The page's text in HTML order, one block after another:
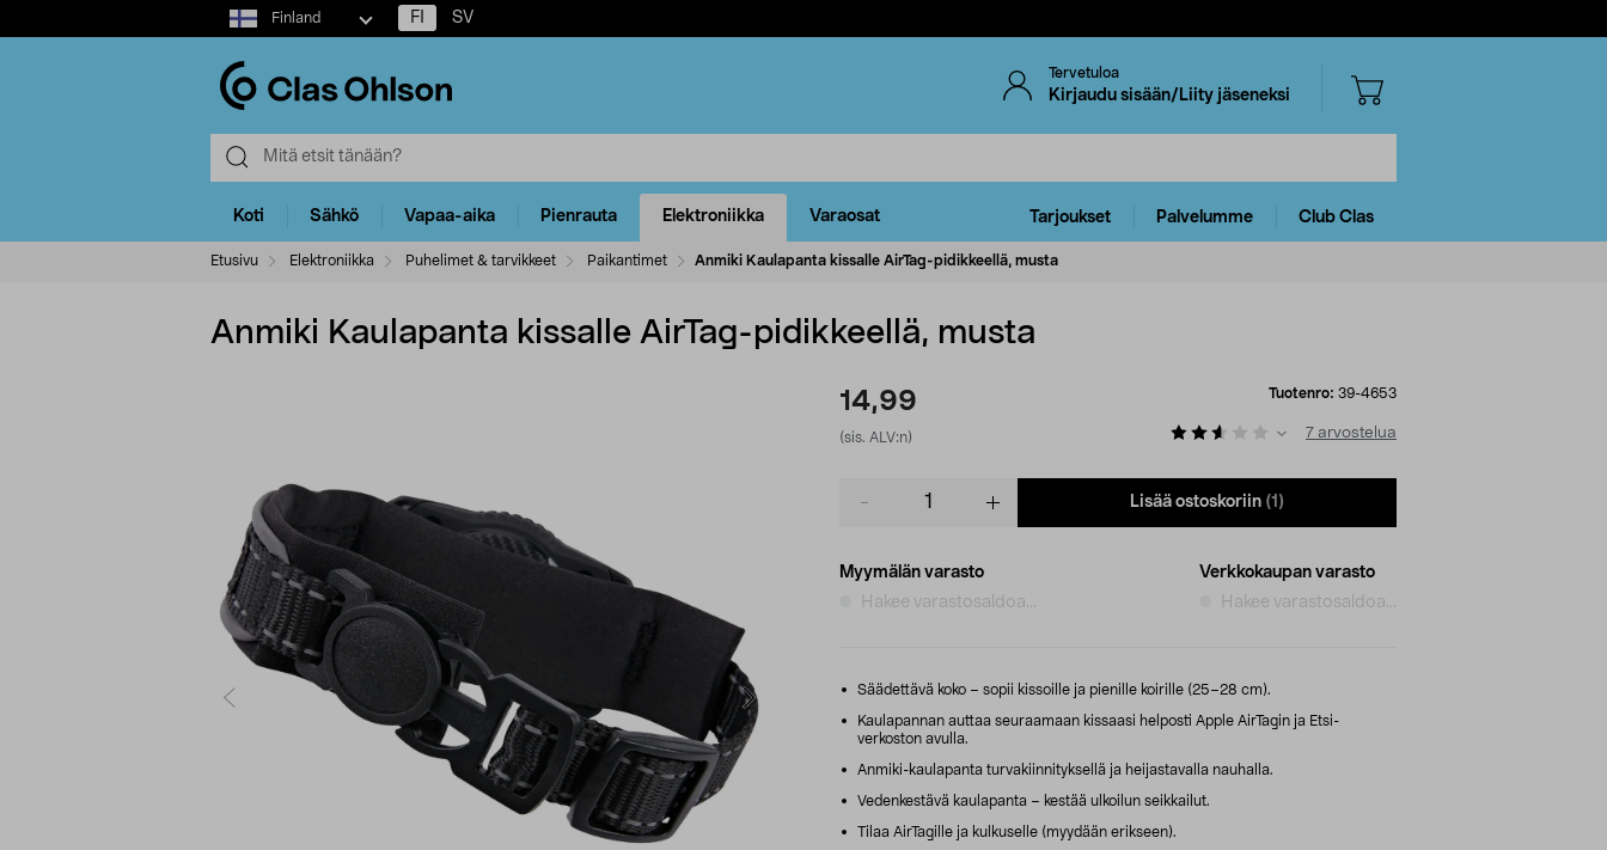
Select
market
Finland FI SV
Tervetuloa
Kirjaudu sisään/Liity jäseneksi
Koti Sähkö Vapaa-aika Pienrauta Elektroniikka Varaosat Tarjoukset Palvelumme Club Clas
Etusivu Elektroniikka Puhelimet & tarvikkeet Paikantimet Anmiki Kaulapanta kissalle AirTag-pidikkeellä, musta
Anmiki Kaulapanta kissalle AirTag-pidikkeellä, musta
14,99
(sis. ALV:n)
Tuotenro: 39-4653
7 arvostelua
Lisää ostoskoriin (1)
Myymälän varasto
Hakee varastosaldoa...
Verkkokaupan varasto
Hakee varastosaldoa...
Säädettävä koko – sopii kissoille ja pienille koirille (25–28 cm).
Kaulapannan auttaa seuraamaan kissaasi helposti Apple AirTagin ja Etsi-
verkoston avulla.
Anmiki-kaulapanta turvakiinnityksellä ja heijastavalla nauhalla.
Vedenkestävä kaulapanta – kestää ulkoilun seikkailut.
Tilaa AirTagille ja kulkuselle (myydään erikseen).